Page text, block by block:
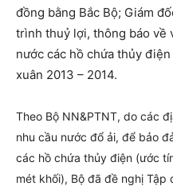
đồng bằng Bắc Bộ; Giám
trình thuỷ lợi, thông báo về
nước các hồ chứa thủy
xuân 2013 – 2014.
Theo Bộ NN&PTNT, do các
nhu cầu nước đổ ải, để bảo
các hồ chứa thủy điện (ước
mét khối), Bộ đã đề nghị